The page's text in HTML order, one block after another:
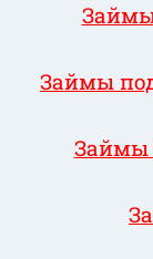
Займы
Займы